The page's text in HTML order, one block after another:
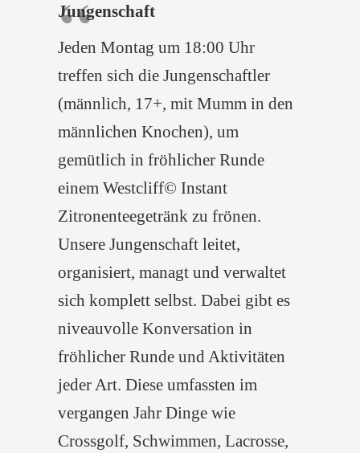
Jungenschaft
Jeden Montag um 18:00 Uhr
treffen sich die Jungenschaftler
(männlich, 17+, mit Mumm in den
männlichen Knochen), um
gemütlich in fröhlicher Runde
einem Westcliff© Instant
Zitronenteegetränk zu frönen.
Unsere Jungenschaft leitet,
organisiert, managt und verwaltet
sich komplett selbst. Dabei gibt es
niveauvolle Konversation in
fröhlicher Runde und Aktivitäten
jeder Art. Diese umfassten im
vergangen Jahr Dinge wie
Crossgolf, Schwimmen, Lacrosse,